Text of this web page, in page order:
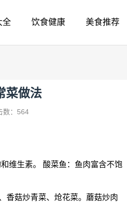
全 饮食健康 美食推荐
菜做法
数：564
维生素。 酸菜鱼：鱼肉富含不饱
香菇炒青菜、炝花菜。蘑菇炒肉